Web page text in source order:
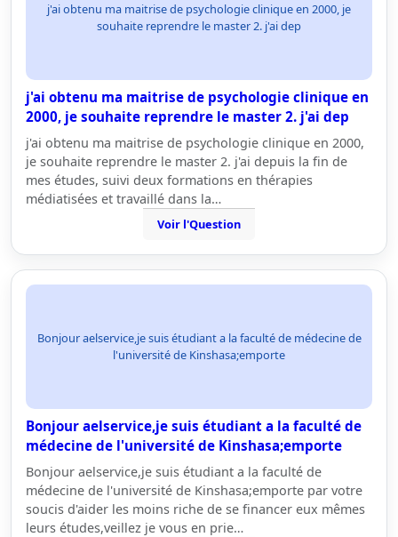
j'ai obtenu ma maitrise de psychologie clinique en 2000, je
souhaite reprendre le master 2. j'ai dep
j'ai obtenu ma maitrise de psychologie clinique en
2000, je souhaite reprendre le master 2. j'ai dep
j'ai obtenu ma maitrise de psychologie clinique en 2000,
je souhaite reprendre le master 2. j'ai depuis la fin de
mes études, suivi deux formations en thérapies
médiatisées et travaillé dans la…
Voir l'Question
Bonjour aelservice,je suis étudiant a la faculté de médecine de
l'université de Kinshasa;emporte
Bonjour aelservice,je suis étudiant a la faculté de
médecine de l'université de Kinshasa;emporte
Bonjour aelservice,je suis étudiant a la faculté de
médecine de l'université de Kinshasa;emporte par votre
soucis d'aider les moins riche de se financer eux mêmes
leurs études,veillez je vous en prie…